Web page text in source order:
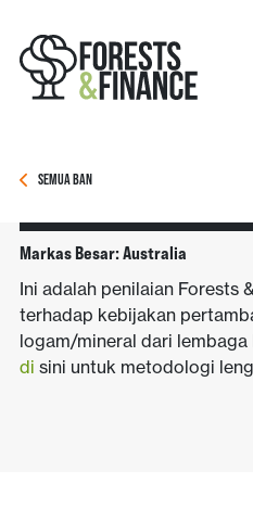
SEMUA BAN
Markas Besar:Australia
Ini adalah penilaian Forests
terhadap kebijakan
logam/mineral dari lembaga
di sini untuk metodologi